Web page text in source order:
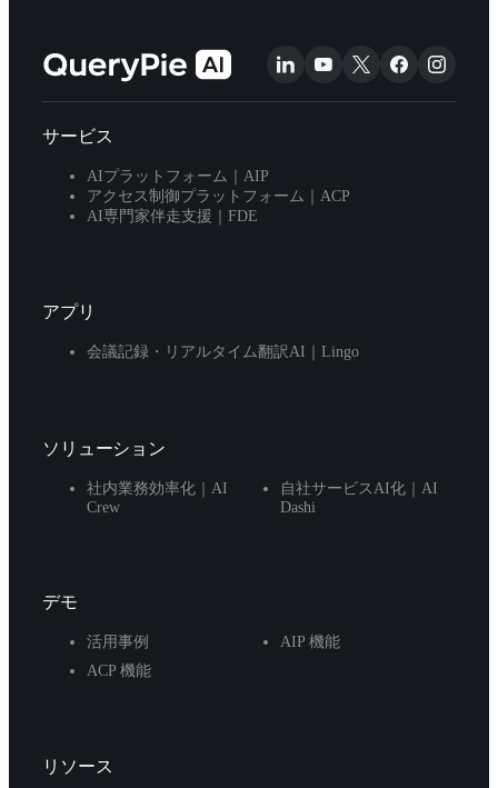
サービス
AIプラットフォーム｜AIP
アクセス制御プラットフォーム｜ACP
AI専門家伴走支援｜FDE
アプリ
会議記録・リアルタイム翻訳AI｜Lingo
ソリューション
社内業務効率化｜AI
Crew
自社サービスAI化｜AI
Dashi
デモ
活用事例
AIP 機能
ACP 機能
リソース